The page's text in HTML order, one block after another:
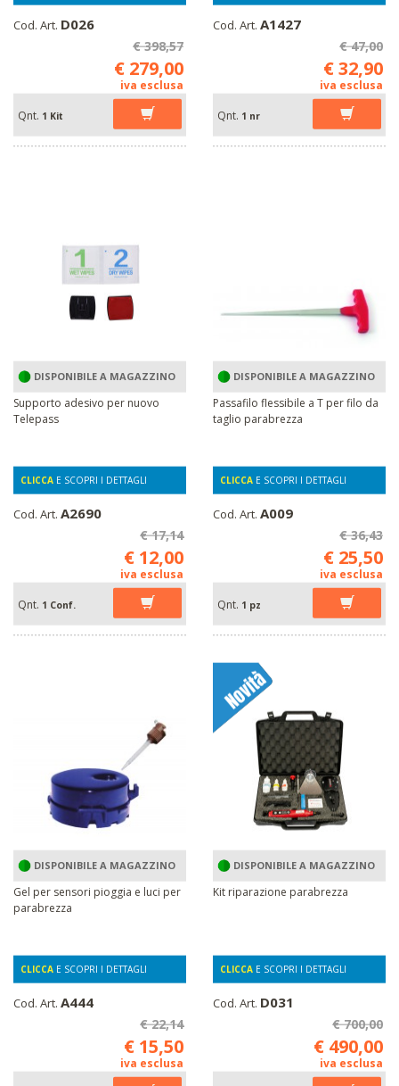
Cod. Art. D026
€ 398,57
€ 279,00
iva esclusa
Qnt. 1 Kit
Cod. Art. A1427
€ 47,00
€ 32,90
iva esclusa
Qnt. 1 nr
DISPONIBILE A MAGAZZINO
Supporto adesivo per nuovo
Telepass
CLICCA E SCOPRI I DETTAGLI
Cod. Art. A2690
€ 17,14
€ 12,00
iva esclusa
Qnt. 1 Conf.
DISPONIBILE A MAGAZZINO
Passafilo flessibile a T per filo da
taglio parabrezza
CLICCA E SCOPRI I DETTAGLI
Cod. Art. A009
€ 36,43
€ 25,50
iva esclusa
Qnt. 1 pz
DISPONIBILE A MAGAZZINO
Gel per sensori pioggia e luci per
parabrezza
CLICCA E SCOPRI I DETTAGLI
Cod. Art. A444
€ 22,14
€ 15,50
iva esclusa
DISPONIBILE A MAGAZZINO
Kit riparazione parabrezza
CLICCA E SCOPRI I DETTAGLI
Cod. Art. D031
€ 700,00
€ 490,00
iva esclusa